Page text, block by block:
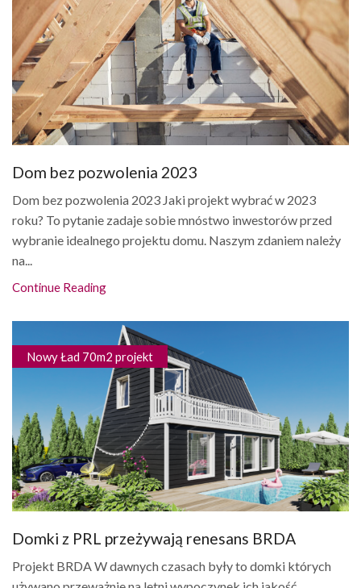
Dom bez pozwolenia 2023
Dom bez pozwolenia 2023 Jaki projekt wybrać w 2023
roku? To pytanie zadaje sobie mnóstwo inwestorów przed
wybranie idealnego projektu domu. Naszym zdaniem należy
na...
Continue Reading
Nowy Ład 70m2 projekt
Domki z PRL przeżywają renesans BRDA
Projekt BRDA W dawnych czasach były to domki których